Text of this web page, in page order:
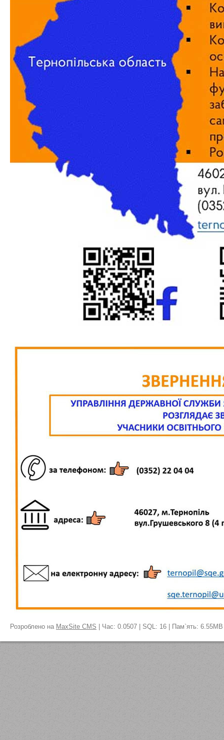
Розроблено на MaxSite CMS | Час: 0.0507 | SQL: 16 | Пам`ять: 6.55MB